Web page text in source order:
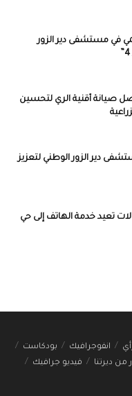
هضمي في مستشفى دير الزور
صيانة أقنية الري لتحسين
دير الزور الوطني لتعزيز
الاتصالات تعيد خدمة الهاتف إلى حي
انفوجرافيك
بودكاست
من ديرتنا
فيديو جرافيك